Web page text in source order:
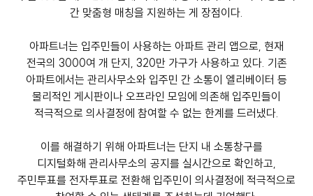
간 맞춤형 매칭을 지원하는 게 장점이다.
아파트너는 입주민들이 사용하는 아파트 관리 앱으로, 현재
전국의 3000여 개 단지, 320만 가구가 사용하고 있다. 기존
아파트에서는 관리사무소와 입주민 간 소통이 엘리베이터 등
물리적인 게시판이나 오프라인 모임에 의존해 입주민들이
적극적으로 의사결정에 참여할 수 없는 한계를 드러냈다.
이를 해결하기 위해 아파트너는 단지 내 소통창구를
디지털화해 관리사무소의 공지를 실시간으로 확인하고,
주민투표를 전자투표로 전환해 입주민이 의사결정에 적극적으로